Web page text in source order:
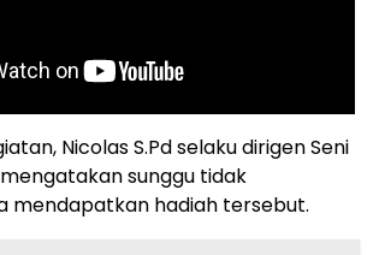
Nicolas S.Pd selaku dirigen Seni
sunggu tidak
mendapatkan hadiah tersebut.